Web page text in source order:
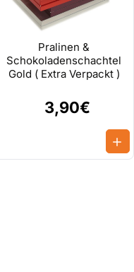
Pralinen &
Schokoladenschachtel
Gold ( Extra Verpackt )
3,90€